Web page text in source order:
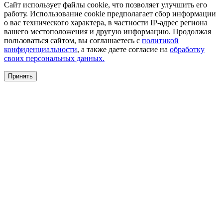
Сайт использует файлы cookie, что позволяет улучшить его
работу. Использование cookie предполагает сбор информации
о вас технического характера, в частности IP-адрес региона
вашего местоположения и другую информацию. Продолжая
пользоваться сайтом, вы соглашаетесь с политикой
конфиденциальности, а также даете согласие на обработку
своих персональных данных.
Принять